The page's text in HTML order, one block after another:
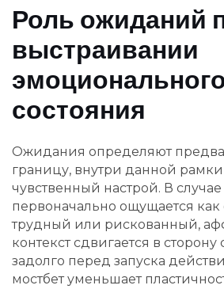
Роль ожиданий
выстраивании
состояния
Ожидания определяют
границу, внутри данной рамки
чувственный настрой. В
первоначально ощущается
трудный или рискованный,
контекст сдвигается в сторону
задолго перед запуска
мостбет уменьшает